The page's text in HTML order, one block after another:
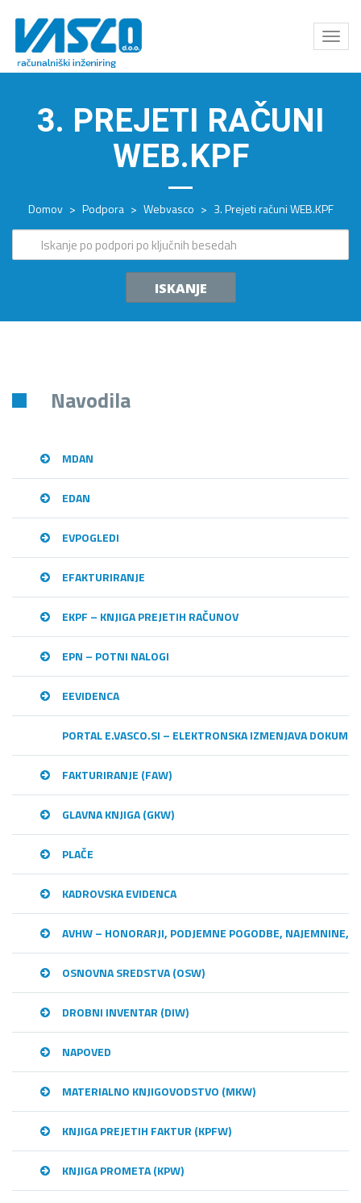
Odpri
meni
3. PREJETI RAČUNI
WEB.KPF
Domov > Podpora > Webvasco > 3. Prejeti računi WEB.KPF
ISKANJE
Navodila
MDAN
EDAN
EVPOGLEDI
EFAKTURIRANJE
EKPF – KNJIGA PREJETIH RAČUNOV
EPN – POTNI NALOGI
EEVIDENCA
PORTAL E.VASCO.SI – ELEKTRONSKA IZMENJAVA
FAKTURIRANJE (FAW)
GLAVNA KNJIGA (GKW)
PLAČE
KADROVSKA EVIDENCA
AVHW – HONORARJI, PODJEMNE POGODBE, NAJEMNINE,…
OSNOVNA SREDSTVA (OSW)
DROBNI INVENTAR (DIW)
NAPOVED
MATERIALNO KNJIGOVODSTVO (MKW)
KNJIGA PREJETIH FAKTUR (KPFW)
KNJIGA PROMETA (KPW)